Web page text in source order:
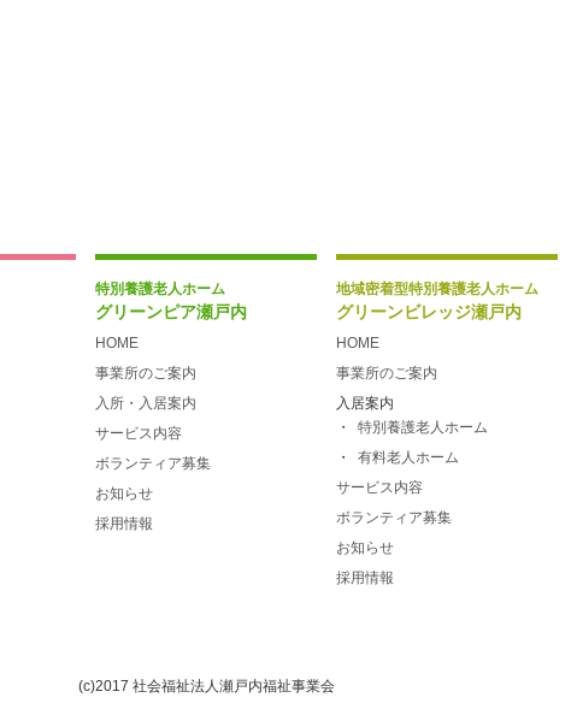
特別養護老人ホーム
グリーンピア瀬戸内
HOME
事業所のご案内
入所・入居案内
サービス内容
ボランティア募集
お知らせ
採用情報
地域密着型特別養護老人ホーム
グリーンビレッジ瀬戸内
HOME
事業所のご案内
入居案内
特別養護老人ホーム
有料老人ホーム
サービス内容
ボランティア募集
お知らせ
採用情報
(c)2017 社会福祉法人瀬戸内福祉事業会